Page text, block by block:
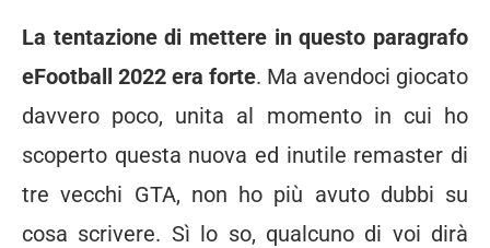
La tentazione di mettere in questo paragrafo
eFootball 2022 era forte. Ma avendoci giocato
davvero poco, unita al momento in cui ho
scoperto questa nuova ed inutile remaster di
tre vecchi GTA, non ho più avuto dubbi su
cosa scrivere. Sì lo so, qualcuno di voi dirà